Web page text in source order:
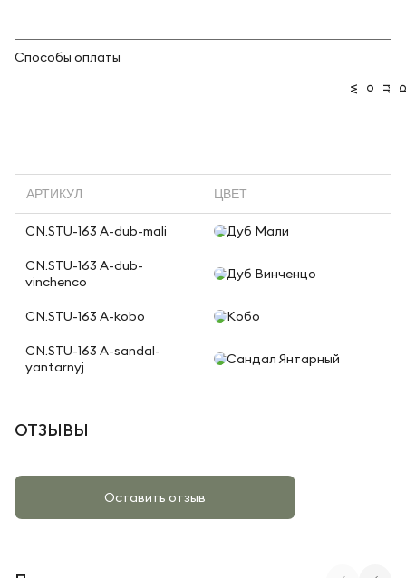
Способы оплаты
АРТИКУЛ ЦВЕТ
CN.STU-163 A-dub-mali Дуб Мали
CN.STU-163 A-dub-
vinchenco
Дуб Винченцо
CN.STU-163 A-kobo Кобо
CN.STU-163 A-sandal-
yantarnyj
Сандал Янтарный
ОТЗЫВЫ
Оставить отзыв